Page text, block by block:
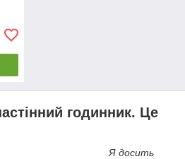
годинник. Це
Я досить